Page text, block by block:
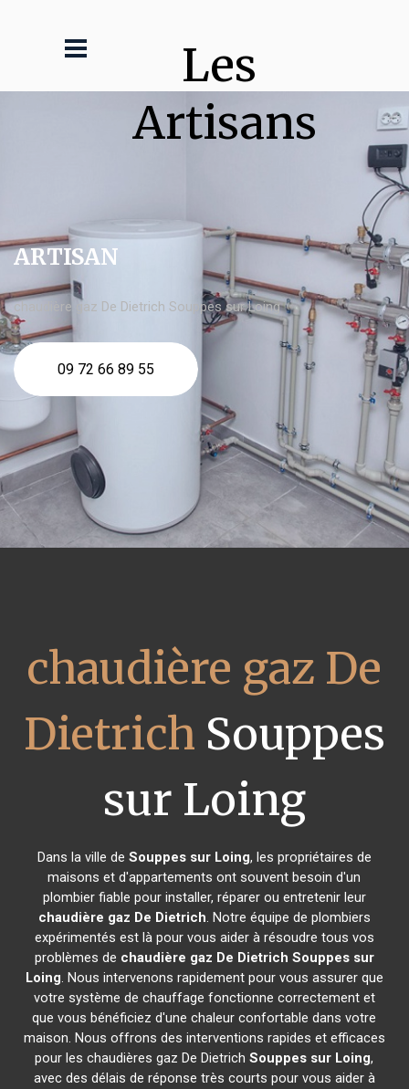
Les
Artisans
ARTISAN
chaudière gaz De Dietrich Souppes sur Loing
09 72 66 89 55
chaudière gaz De
Dietrich Souppes
sur Loing
Dans la ville de Souppes sur Loing, les propriétaires de
maisons et d'appartements ont souvent besoin d'un
plombier fiable pour installer, réparer ou entretenir leur
chaudière gaz De Dietrich. Notre équipe de plombiers
expérimentés est là pour vous aider à résoudre tous vos
problèmes de chaudière gaz De Dietrich Souppes sur
Loing. Nous intervenons rapidement pour vous assurer que
votre système de chauffage fonctionne correctement et
que vous bénéficiez d'une chaleur confortable dans votre
maison. Nous offrons des interventions rapides et efficaces
pour les chaudières gaz De DietrichSouppes sur Loing,
avec des délais de réponse très courts pour vous aider à